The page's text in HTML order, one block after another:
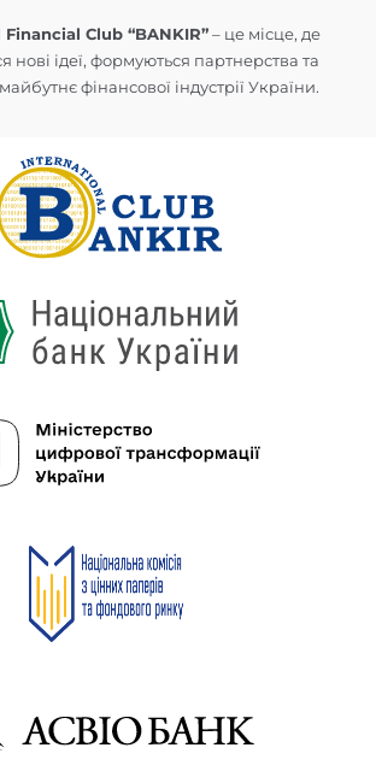
Club “BANKIR”– це місце, де
нові ідеї, формуються партнерства та
фінансової індустрії України.